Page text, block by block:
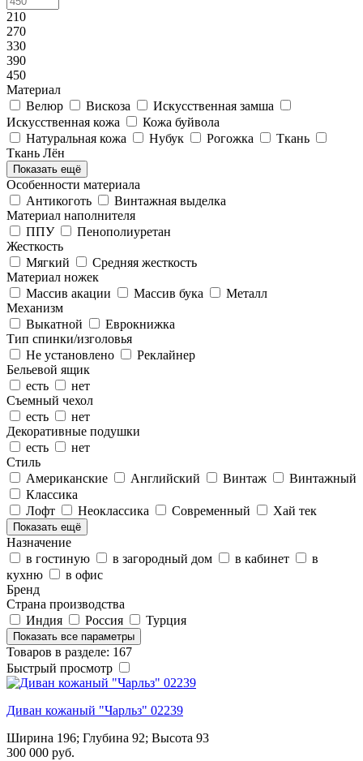
210
270
330
390
450
Материал
Велюр
Вискоза
Искусственная замша
Искусственная кожа
Кожа буйвола
Натуральная кожа
Нубук Рогожка
Ткань
Ткань Лён
Показать ещё
Особенности материала
Антикоготь
Винтажная выделка
Материал наполнителя
ППУ
Пенополиуретан
Жесткость
Мягкий
Средняя жесткость
Материал ножек
Массив акации
Массив бука
Металл
Механизм
Выкатной
Еврокнижка
Тип спинки/изголовья
Не установлено
Реклайнер
Бельевой ящик
есть
нет
Съемный чехол
есть
нет
Декоративные подушки
есть
нет
Стиль
Американские
Английский Винтаж
Винтажный
Классика
Лофт
Неоклассика Современный Хай тек
Показать ещё
Назначение
в гостиную
в загородный дом в кабинет
в
кухню
в офис
Бренд
Страна производства
Индия
Россия Турция
Показать все параметры
Товаров в разделе: 167
Быстрый просмотр
Диван кожаный "Чарльз" 02239
Ширина 196; Глубина 92; Высота 93
300 000 руб.